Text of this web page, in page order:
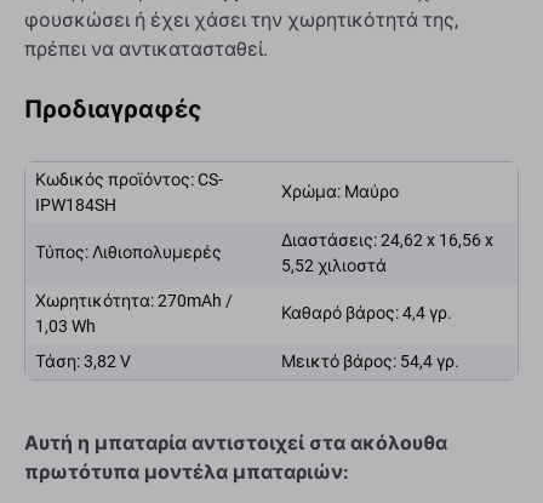
φουσκώσει ή έχει χάσει την χωρητικότητά της,
πρέπει να αντικατασταθεί.
Προδιαγραφές
Κωδικός προϊόντος: CS-
IPW184SH
Χρώμα: Μαύρο
Τύπος: Λιθιοπολυμερές
Διαστάσεις: 24,62 x 16,56 x
5,52 χιλιοστά
Χωρητικότητα: 270mAh /
1,03 Wh
Καθαρό βάρος: 4,4 γρ.
Τάση: 3,82 V Μεικτό βάρος: 54,4 γρ.
Αυτή η μπαταρία αντιστοιχεί στα ακόλουθα
πρωτότυπα μοντέλα μπαταριών: